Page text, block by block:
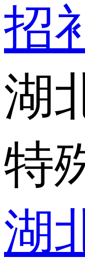
招
湖
特
湖